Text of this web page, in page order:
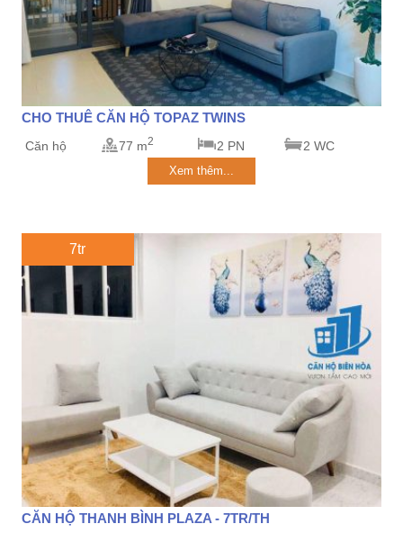
CHO THUÊ CĂN HỘ TOPAZ TWINS
Căn hộ 77 m2 2 PN 2 WC
Xem thêm...
7tr
CĂN HỘ THANH BÌNH PLAZA - 7TR/TH